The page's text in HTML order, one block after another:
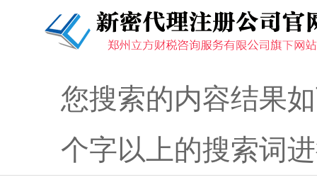
您搜索的内容结果
个字以上的搜索词